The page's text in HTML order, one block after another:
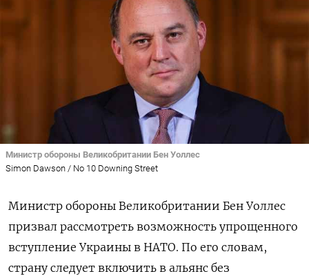
Министр обороны Великобритании Бен Уоллес
Simon Dawson / No 10 Downing Street
Министр обороны Великобритании Бен Уоллес
призвал рассмотреть возможность упрощенного
вступление Украины в НАТО. По его словам,
страну следует включить в альянс без